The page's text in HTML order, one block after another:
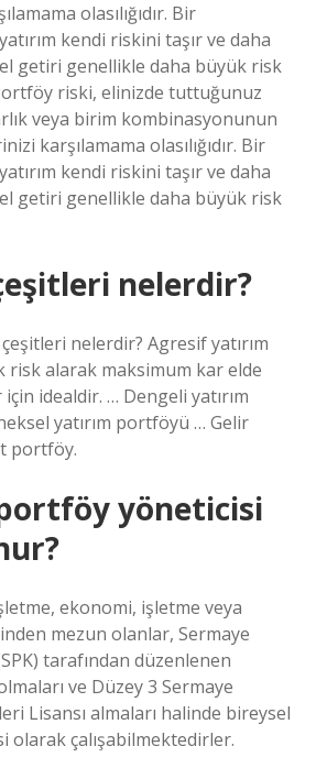
olasılığıdır. Bir
kendi riskini taşır ve daha
getiri genellikle daha büyük risk
riski, elinizde tuttuğunuz
veya birim kombinasyonunun
karşılamama olasılığıdır. Bir
kendi riskini taşır ve daha
getiri genellikle daha büyük risk
nelerdir?
nelerdir? Agresif yatırım
risk alarak maksimum kar elde
idealdir. … Dengeli yatırım
yatırım portföyü … Gelir
portföy.
yöneticisi
ekonomi, işletme veya
mezun olanlar, Sermaye
tarafından düzenlenen
ve Düzey 3 Sermaye
Lisansı almaları halinde bireysel
olarak çalışabilmektedirler.